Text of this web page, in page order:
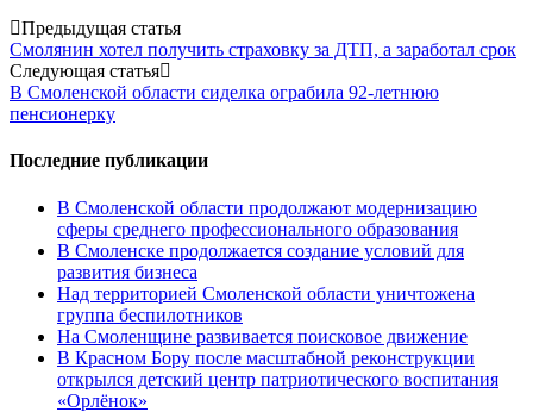
Post
navigation
Предыдущая статья
Смолянин хотел получить страховку за ДТП, а заработал срок
Следующая статья
В Смоленской области сиделка ограбила 92-летнюю
пенсионерку
Последние публикации
В Смоленской области продолжают модернизацию
сферы среднего профессионального образования
В Смоленске продолжается создание условий для
развития бизнеса
Над территорией Смоленской области уничтожена
группа беспилотников
На Смоленщине развивается поисковое движение
В Красном Бору после масштабной реконструкции
открылся детский центр патриотического воспитания
«Орлёнок»